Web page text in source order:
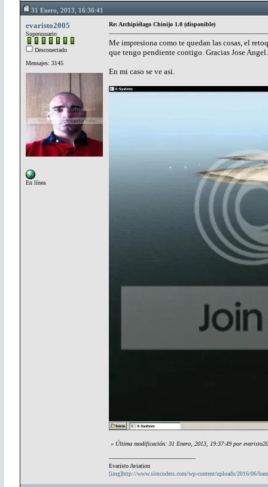
31 Enero, 2013, 16:36:41
evaristo2005
Superusuario
Desconectado
Mensajes: 3145
En línea
Re: Archipiélago Chinijo 1.0 (disponible)
Me impresiona como te quedan las cosas, el
que tengo pendiente contigo. Gracias Jose Angel.
En mi caso se ve asi.
« Última modificación: 31 Enero, 2013, 19:37:49 por
Evaristo Aviation
[img]http://www.simcoders.com/wp-content/uploads/2016/06/